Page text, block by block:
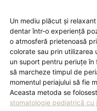
Un mediu plăcut și
dentar într-o experiență
o atmosferă prietenoasă
colorate sau prin utilizarea
un suport pentru periuțe în
să marcheze timpul de
momentul periajului să fie
Aceasta metoda se
stomatologie pediatrică cu